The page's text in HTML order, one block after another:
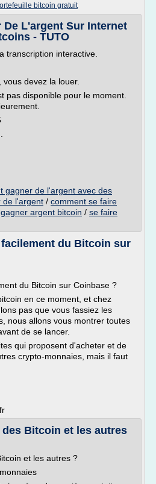
bitcoin gratuit
De L'argent Sur Internet
- TUTO
transcription interactive.
devez la louer.
pas disponible pour le moment.
gagner de l'argent avec des
de l'argent / comment se faire
argent bitcoin / se faire
du Bitcoin sur
du Bitcoin sur Coinbase ?
en ce moment, et chez
pas que vous fassiez les
nous allons vous montrer toutes
de se lancer.
qui proposent d'acheter et de
crypto-monnaies, mais il faut
Bitcoin et les autres
et les autres ?